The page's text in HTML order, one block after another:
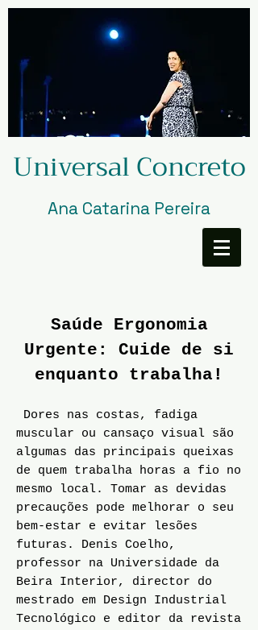
Universal Concreto
Ana Catarina Pereira
Saúde Ergonomia
Urgente: Cuide de si
enquanto trabalha!
Dores nas costas, fadiga
muscular ou cansaço visual são
algumas das principais queixas
de quem trabalha horas a fio no
mesmo local. Tomar as devidas
precauções pode melhorar o seu
bem-estar e evitar lesões
futuras. Denis Coelho,
professor na Universidade da
Beira Interior, director do
mestrado em Design Industrial
Tecnológico e editor da revista